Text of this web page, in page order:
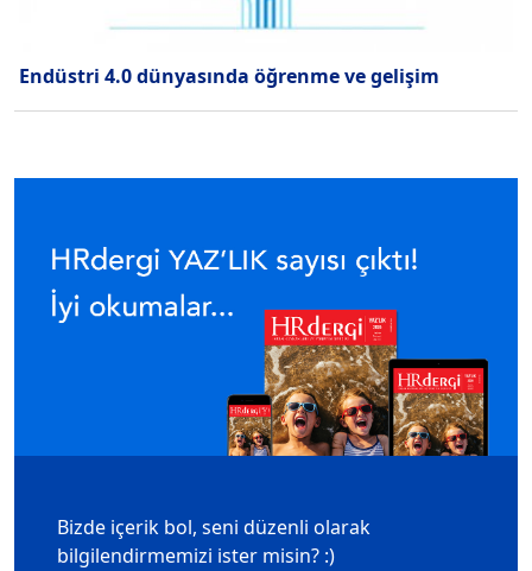
Endüstri 4.0 dünyasında öğrenme ve gelişim
Bizde içerik bol, seni düzenli olarak
bilgilendirmemizi ister misin? :)